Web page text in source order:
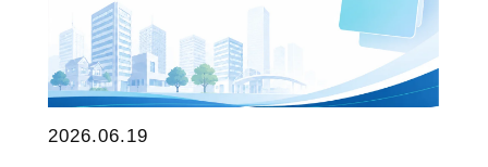
2026.06.19